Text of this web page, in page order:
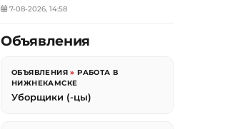
7-08-2026, 14:58
Объявления
ОБЪЯВЛЕНИЯ »РАБОТА В
НИЖНЕКАМСКЕ
Уборщики (-цы)